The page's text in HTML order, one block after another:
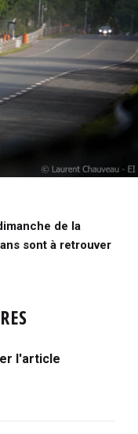
de la
sont à retrouver
l'article